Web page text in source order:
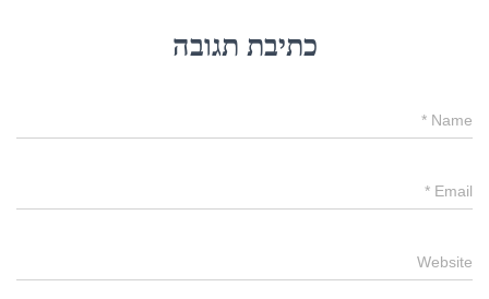
כתיבת תגובה
Name
*
Email
*
Website